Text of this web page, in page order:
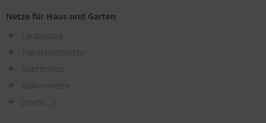
Netze für Haus und Garten